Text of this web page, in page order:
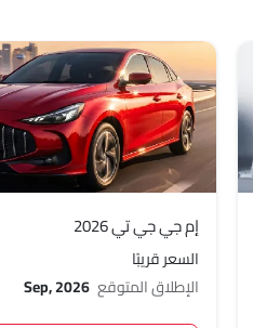
إم جي جي تي 2026
السعر قريبًا
الإطلاق المتوقع Sep, 2026